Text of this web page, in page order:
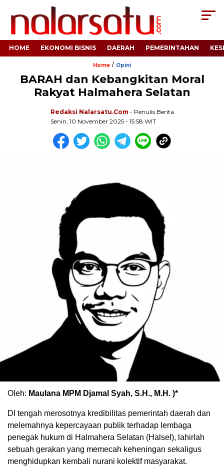
HOME EKONOMI BISNIS DAERAH PEMERINTAHAN
Home / Opini
BARAH dan Kebangkitan Moral
Rakyat Halmahera Selatan
Redaksi Nalarsatu.com - Penulis Berita
Senin, 10 November 2025 - 15:58 WIT
Oleh: Maulana MPM Djamal Syah, S.H., M.H. )*
DI tengah merosotnya kredibilitas pemerintah daerah dan
melemahnya kepercayaan publik terhadap lembaga
penegak hukum di Halmahera Selatan (Halsel), lahirlah
sebuah gerakan yang memecah keheningan sekaligus
menghidupkan kembali nurani kolektif masyarakat.